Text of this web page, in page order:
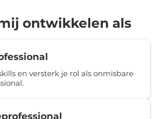
ontwikkelen als
en versterk je rol als onmisbare